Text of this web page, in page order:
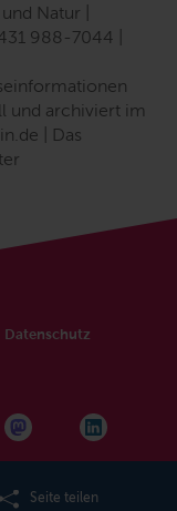
Natur |
988-7044 |
und archiviert im
| Das
Datenschutz
Seite teilen